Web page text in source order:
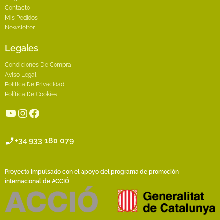
Contacto
Mis Pedidos
Newsletter
Legales
Condiciones De Compra
Aviso Legal
Política De Privacidad
Política De Cookies
YouTube
Instagram
Facebook
+34 933 180 079
Proyecto impulsado con el apoyo del programa de promoción
internacional de ACCIÓ